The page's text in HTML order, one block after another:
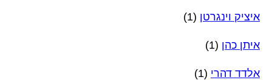
איציק וינגרטן (1)
איתן כהן (1)
אלדד דהרי (1)